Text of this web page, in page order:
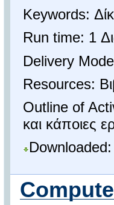
Keywords:
Run time: 1
Delivery
Resources:
Outline of
και κάποιες